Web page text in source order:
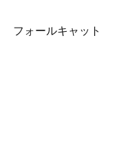
フォールキャット